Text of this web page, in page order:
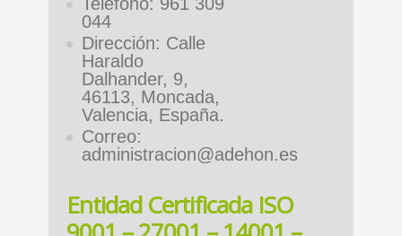
Teléfono: 961 309
044
Dirección: Calle
Haraldo
Dalhander, 9,
46113, Moncada,
Valencia, España.
Correo:
administracion@adehon.es
Entidad Certificada ISO